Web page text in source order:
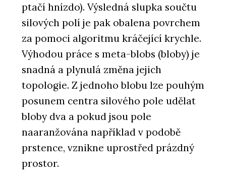
ptačí hnízdo). Výsledná slupka součtu
silových polí je pak obalena povrchem
za pomoci algoritmu kráčející krychle.
Výhodou práce s meta-blobs (bloby) je
snadná a plynulá změna jejich
topologie. Z jednoho blobu lze pouhým
posunem centra silového pole udělat
bloby dva a pokud jsou pole
naaranžována například v podobě
prstence, vznikne uprostřed prázdný
prostor.